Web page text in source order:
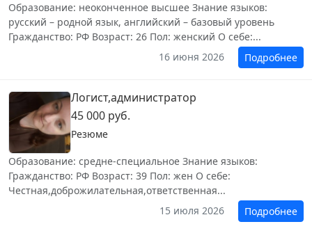
Образование: неоконченное высшее Знание языков:
русский – родной язык, английский – базовый уровень
Гражданство: РФ Возраст: 26 Пол: женский О себе:...
16 июня 2026
Подробнее
Логист,администратор
45 000 руб.
Резюме
Образование: средне-специальное Знание языков:
Гражданство: РФ Возраст: 39 Пол: жен О себе:
Честная,доброжилательная,ответственная...
15 июля 2026
Подробнее